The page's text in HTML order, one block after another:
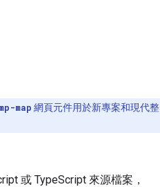
map 網頁元件用於新專案和現代整
或 TypeScript 來源檔案，